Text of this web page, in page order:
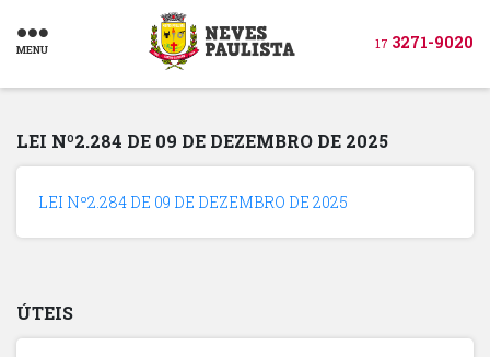
MENU 17 3271-9020
LEI Nº2.284 DE 09 DE DEZEMBRO DE 2025
LEI Nº2.284 DE 09 DE DEZEMBRO DE 2025
ÚTEIS